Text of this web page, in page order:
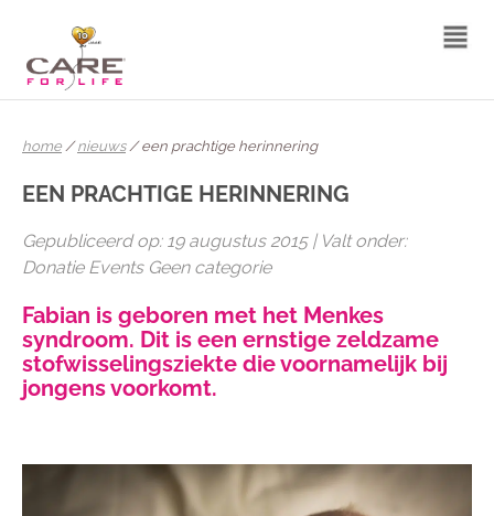
home /nieuws/ een prachtige herinnering
EEN PRACHTIGE HERINNERING
Gepubliceerd op: 19 augustus 2015 | Valt onder:
Donatie Events Geen categorie
Fabian is geboren met het Menkes
syndroom. Dit is een ernstige zeldzame
stofwisselingsziekte die voornamelijk bij
jongens voorkomt.